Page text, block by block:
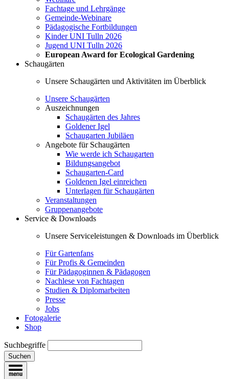
Fachtage und Lehrgänge
Gemeinde-Webinare
Pädagogische Fortbildungen
Kinder UNI Tulln 2026
Jugend UNI Tulln 2026
European Award for Ecological Gardening
Schaugärten
Unsere Schaugärten und Aktivitäten im Überblick
Unsere Schaugärten
Auszeichnungen
Schaugärten des Jahres
Goldener Igel
Schaugarten Jubiläen
Angebote für Schaugärten
Wie werde ich Schaugarten
Bildungsangebot
Schaugarten-Card
Goldenen Igel einreichen
Unterlagen für Schaugärten
Veranstaltungen
Gruppenangebote
Service & Downloads
Unsere Serviceleistungen & Downloads im Überblick
Für Gartenfans
Für Profis & Gemeinden
Für Pädagoginnen & Pädagogen
Nachlese von Fachtagen
Studien & Diplomarbeiten
Presse
Jobs
Fotogalerie
Shop
Suchbegriffe
Suchen